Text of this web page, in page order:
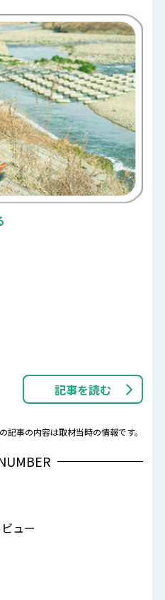
記事を読む
記事の内容は取材当時の情報です。
ュー